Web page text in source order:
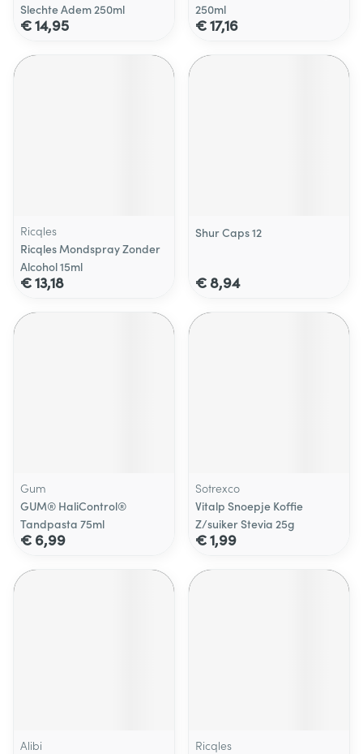
Slechte Adem 250ml
€ 14,95
250ml
€ 17,16
Ricqles
Ricqles Mondspray Zonder
Alcohol 15ml
€ 13,18
Shur Caps 12
€ 8,94
Gum
GUM® HaliControl®
Tandpasta 75ml
€ 6,99
Sotrexco
Vitalp Snoepje Koffie
Z/suiker Stevia 25g
€ 1,99
Alibi
Ricqles